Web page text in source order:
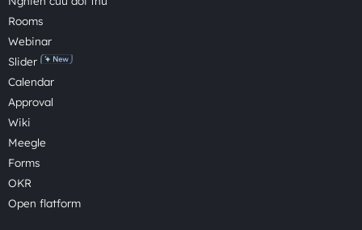
Rooms
Webinar
Slider
Calendar
Approval
Wiki
Meegle
Forms
OKR
Open flatform